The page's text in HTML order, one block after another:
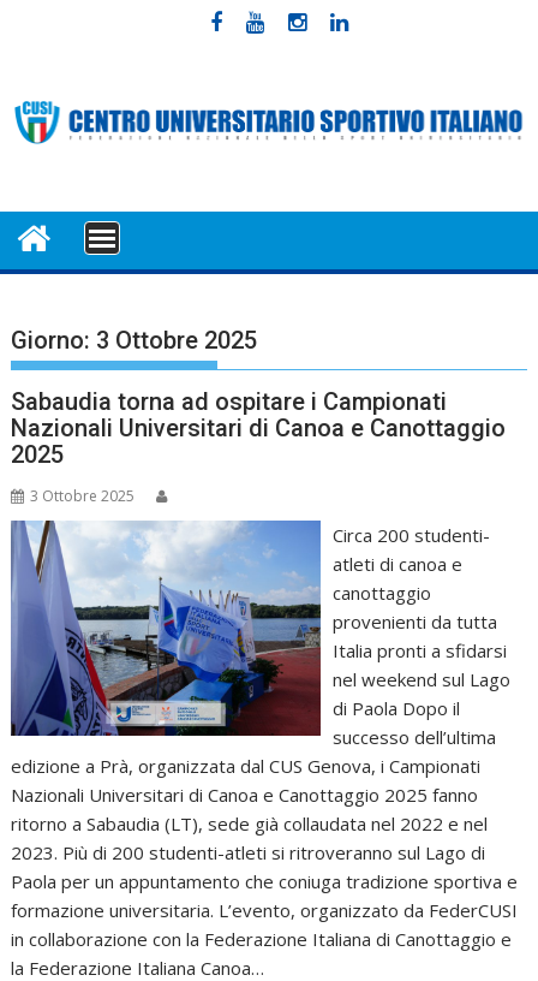
MENU
Giorno: 3 Ottobre 2025
Sabaudia torna ad ospitare i Campionati
Nazionali Universitari di Canoa e Canottaggio
2025
3 Ottobre 2025
Circa 200 studenti-
atleti di canoa e
canottaggio
provenienti da tutta
Italia pronti a sfidarsi
nel weekend sul Lago
di Paola Dopo il
successo dell’ultima
edizione a Prà, organizzata dal CUS Genova, i Campionati
Nazionali Universitari di Canoa e Canottaggio 2025 fanno
ritorno a Sabaudia (LT), sede già collaudata nel 2022 e nel
2023. Più di 200 studenti-atleti si ritroveranno sul Lago di
Paola per un appuntamento che coniuga tradizione sportiva e
formazione universitaria. L’evento, organizzato da FederCUSI
in collaborazione con la Federazione Italiana di Canottaggio e
la Federazione Italiana Canoa…